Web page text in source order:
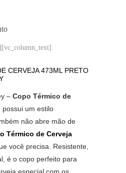
CERVEJA 473ML PRETO
– Copo Térmico de
possui um estilo
não abre mão de
Térmico de Cerveja
você precisa. Resistente,
é o copo perfeito para
especial com os